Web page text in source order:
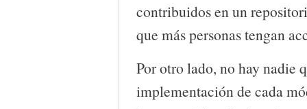
contribuidos en un
que más personas tengan
Por otro lado, no hay nadie
implementación de cada